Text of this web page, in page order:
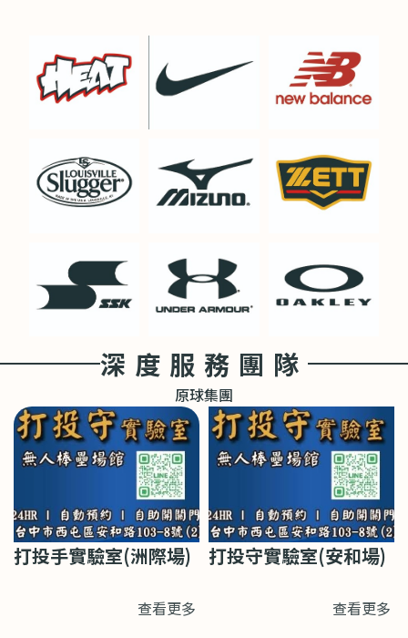
深度服務團隊
原球集團
打投手實驗室(洲際場)
查看更多
打投守實驗室(安和場)
查看更多